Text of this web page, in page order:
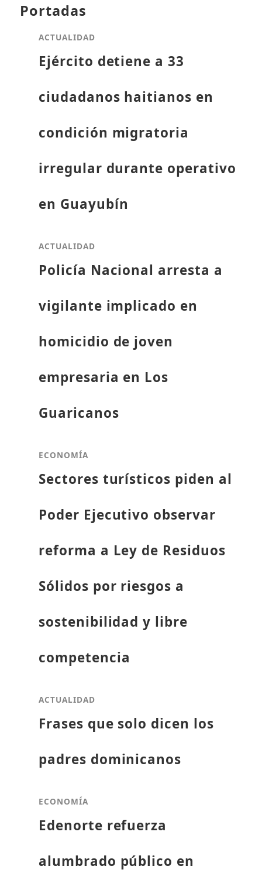
Portadas
ACTUALIDAD
Ejército detiene a 33
ciudadanos haitianos en
condición migratoria
irregular durante operativo
en Guayubín
ACTUALIDAD
Policía Nacional arresta a
vigilante implicado en
homicidio de joven
empresaria en Los
Guaricanos
ECONOMÍA
Sectores turísticos piden al
Poder Ejecutivo observar
reforma a Ley de Residuos
Sólidos por riesgos a
sostenibilidad y libre
competencia
ACTUALIDAD
Frases que solo dicen los
padres dominicanos
ECONOMÍA
Edenorte refuerza
alumbrado público en